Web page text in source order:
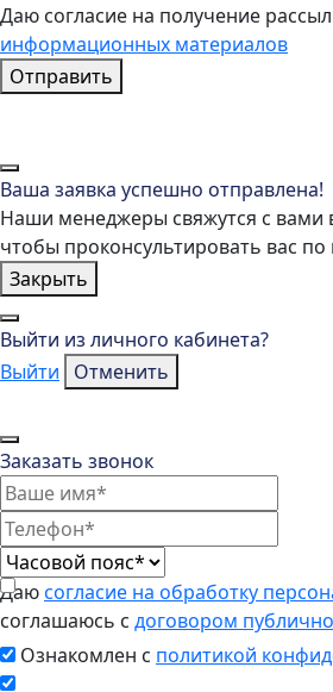
Даю согласие на получение
информационных материалов
Отправить
Ваша заявка успешно отправлена!
Наши менеджеры свяжутся с вами
чтобы проконсультировать вас по
Закрыть
Выйти из личного кабинета?
Выйти
Отменить
Заказать звонок
Даюсогласие на обработку
соглашаюсь с договором
Ознакомлен с политикой